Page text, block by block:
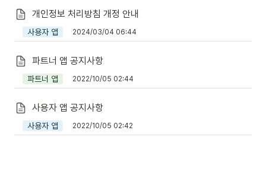
개인정보 처리방침 개정 안내
사용자 앱 2024/03/04 06:44
파트너 앱 공지사항
파트너 앱 2022/10/05 02:44
사용자 앱 공지사항
사용자 앱 2022/10/05 02:42